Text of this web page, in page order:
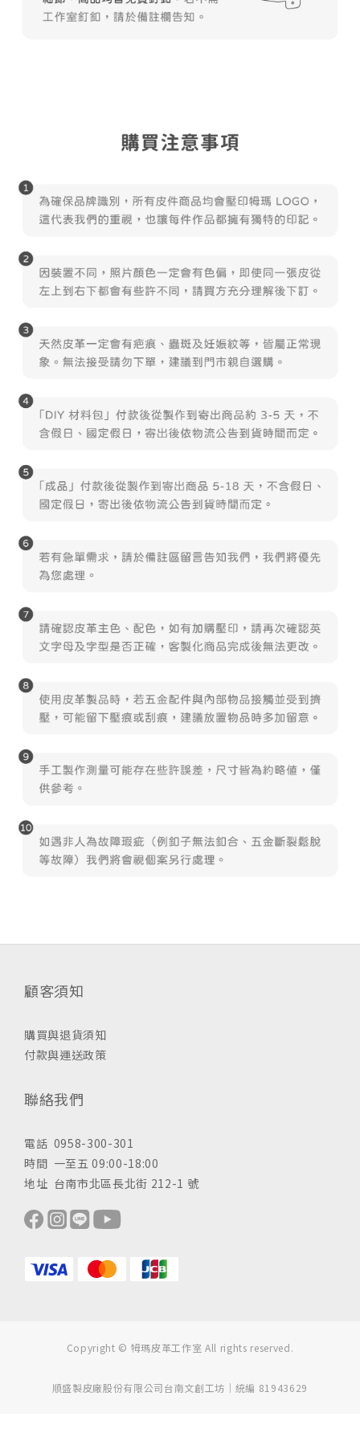
顧客須知
購買與退貨須知
付款與運送政策
聯絡我們
電話 0958-300-301
時間 一至五 09:00-18:00
地址 台南市北區長北街 212-1 號
Copyright © 牳瑪皮革工作室 All rights reserved.
順盛製皮廠股份有限公司台南文創工坊｜統編 81943629